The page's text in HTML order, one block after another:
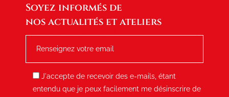
Soyez informés de
nos actualités et ateliers
J'accepte de recevoir des e-mails, étant
entendu que je peux facilement me désinscrire de